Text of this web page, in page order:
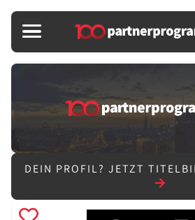
DEIN PROFIL? JETZT